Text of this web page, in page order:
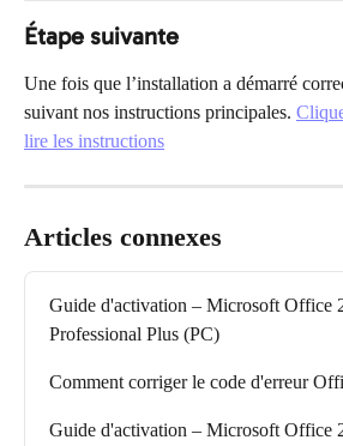
Étape suivante
Une fois que l’installation a démarré
suivant nos instructions principales.
lire les instructions
Articles connexes
Guide d'activation – Microsoft Office
Professional Plus (PC)
Comment corriger le code d'erreur
Guide d'activation – Microsoft Office